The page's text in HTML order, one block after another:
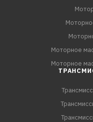
Моторное
Моторное